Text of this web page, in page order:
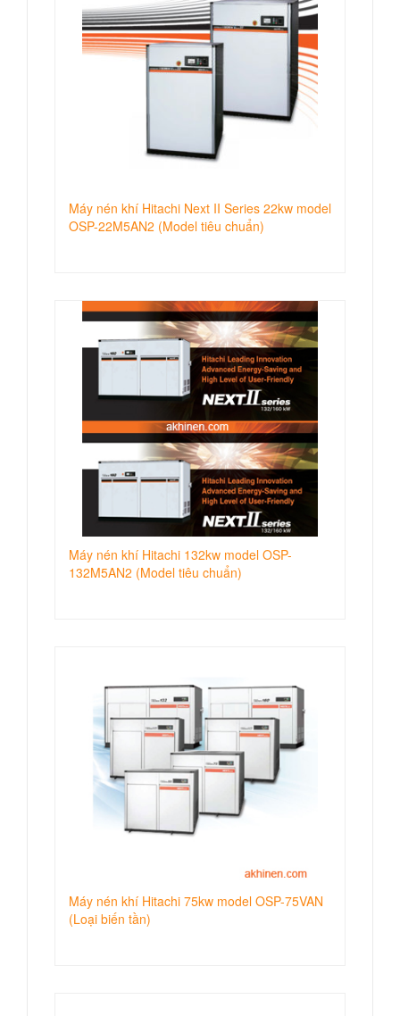
Máy nén khí Hitachi Next II Series 22kw model
OSP-22M5AN2 (Model tiêu chuẩn)
Máy nén khí Hitachi 132kw model OSP-
132M5AN2 (Model tiêu chuẩn)
Máy nén khí Hitachi 75kw model OSP-75VAN
(Loại biến tần)